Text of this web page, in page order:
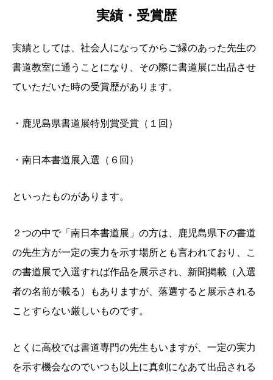
実績・受賞歴
実績としては、社会人になってからご縁のあった先生の
書道教室に通うことになり、その際に書道展に出品させ
ていただいた時の受賞歴があります。
・鹿児島県書道展特別賞受賞（１回）
・南日本書道展入選（６回）
といったものがあります。
２つの中で「南日本書道展」の方は、鹿児島県下の書道
の先生方が一定の実力を示す場所とも言われており、こ
の書道展で入選すれば作品を展示され、新聞掲載（入選
者の名前が載る）もありますが、落選すると展示される
ことすらない厳しいものです。
とくに高校では書道専門の先生もいますが、一定の実力
を示す機会なのでいつも以上に真剣になあて出品される
目次
講師プロフィール
実績・受賞歴